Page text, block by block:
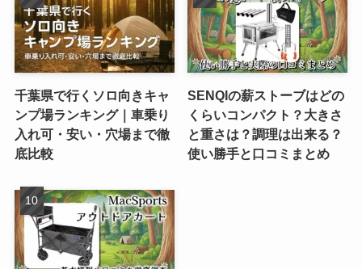
千葉県で行くソロ向きキャ
ンプ場ランキング｜車乗り
入れ可・安い・穴場まで徹
底比較
SENQIの薪ストーブはどの
くらいコンパクト？大きさ
と重さは？調理は出来る？
使い勝手と口コミまとめ